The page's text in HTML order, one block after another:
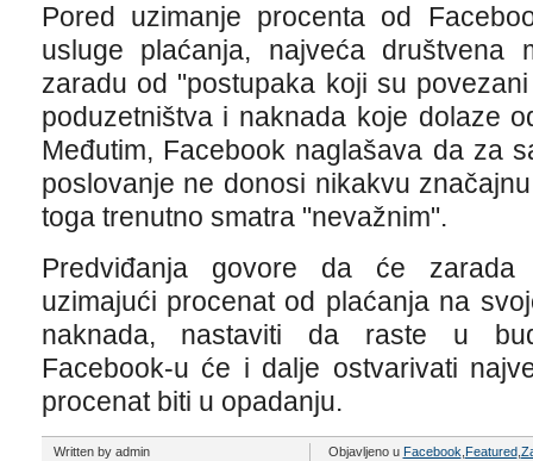
Pored uzimanje procenta od
usluge plaćanja, najveća društvena
zaradu od "postupaka koji su
poduzetništva i naknada koje dolaze
Međutim, Facebook naglašava da za
poslovanje ne donosi nikakvu
toga trenutno smatra "nevažnim".
Predviđanja govore da će zarada
uzimajući procenat od plaćanja na
naknada, nastaviti da raste u
Facebook-u će i dalje ostvarivati
procenat biti u opadanju.
Written by admin
Objavljeno u Facebook Featured,